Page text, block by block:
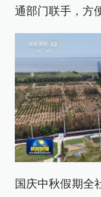
通部门联手，方
国庆中秋假期全